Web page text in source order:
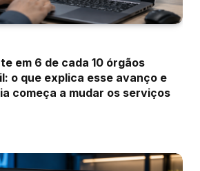
em 6 de cada 10 órgãos
o que explica esse avanço e
começa a mudar os serviços